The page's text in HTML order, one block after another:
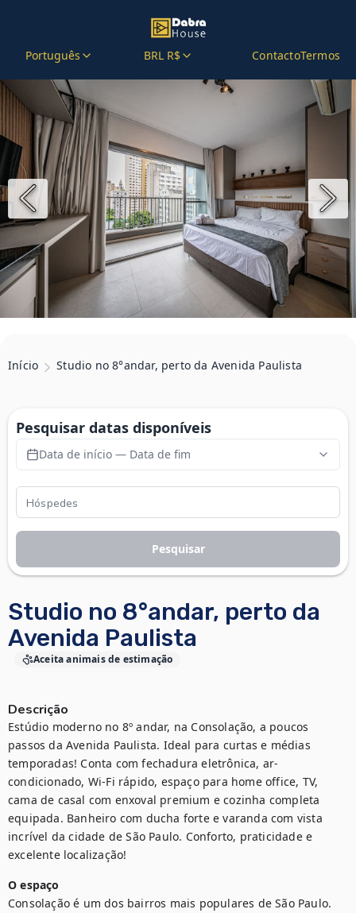
Português BRL R$ ContactoTermos
Início Studio no 8°andar, perto da Avenida Paulista
Studio no 8°andar, perto da
Avenida Paulista
Aceita animais de estimação
Descrição
Estúdio moderno no 8º andar, na Consolação, a poucos
passos da Avenida Paulista. Ideal para curtas e médias
temporadas! Conta com fechadura eletrônica, ar-
condicionado, Wi-Fi rápido, espaço para home office, TV,
cama de casal com enxoval premium e cozinha completa
equipada. Banheiro com ducha forte e varanda com vista
incrível da cidade de São Paulo. Conforto, praticidade e
excelente localização!
O espaço
Consolação é um dos bairros mais populares de São Paulo.
Pesquisar datas disponíveis
Data de início — Data de fim
Pesquisar